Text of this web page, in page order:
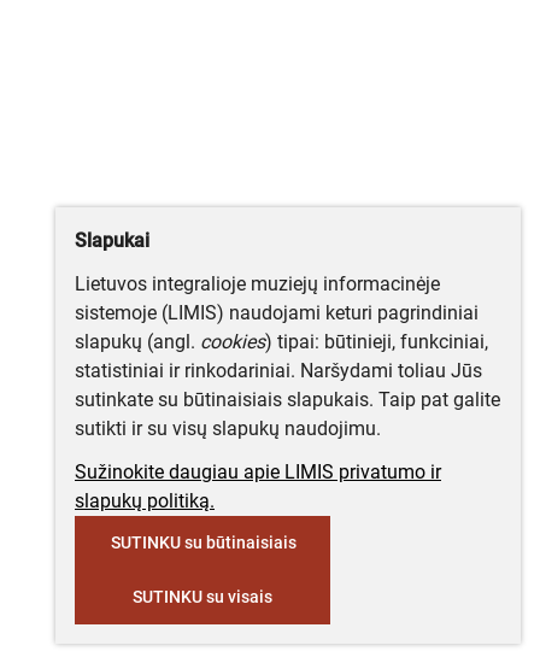
Slapukai
Lietuvos integralioje muziejų informacinėje
sistemoje (LIMIS) naudojami keturi pagrindiniai
slapukų (angl. cookies) tipai: būtinieji, funkciniai,
statistiniai ir rinkodariniai. Naršydami toliau Jūs
sutinkate su būtinaisiais slapukais. Taip pat galite
sutikti ir su visų slapukų naudojimu.
Sužinokite daugiau apie LIMIS privatumo ir
slapukų politiką.
SUTINKU su būtinaisiais
SUTINKU su visais